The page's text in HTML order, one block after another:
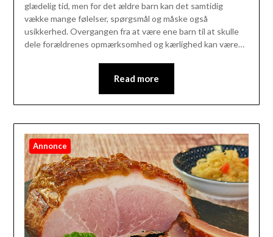
glædelig tid, men for det ældre barn kan det samtidig
vække mange følelser, spørgsmål og måske også
usikkerhed. Overgangen fra at være ene barn til at skulle
dele forældrenes opmærksomhed og kærlighed kan være…
Read more
Annonce